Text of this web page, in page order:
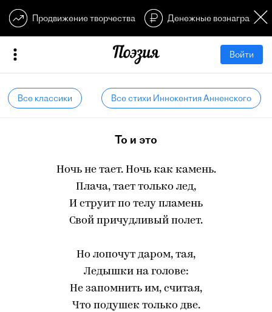
Продвижение творчества Денежные
Войти
Все классики Все стихи Иннокентия Анненского
То и это
Ночь не тает. Ночь как камень.
Плача, тает только лед,
И струит по телу пламень
Свой причудливый полет.
Но лопочут даром, тая,
Ледышки на голове:
Не запомнить им, считая,
Что подушек только две.